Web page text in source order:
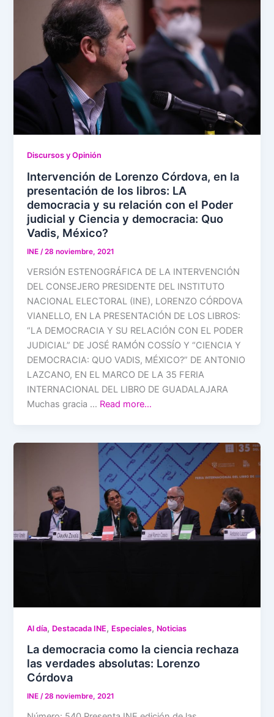
Discursos y Opinión
Intervención de Lorenzo Córdova, en la
presentación de los libros: LA
democracia y su relación con el Poder
judicial y Ciencia y democracia: Quo
Vadis, México?
INE/28 noviembre, 2021
VERSIÓN ESTENOGRÁFICA DE LA INTERVENCIÓN
DEL CONSEJERO PRESIDENTE DEL INSTITUTO
NACIONAL ELECTORAL (INE), LORENZO CÓRDOVA
VIANELLO, EN LA PRESENTACIÓN DE LOS LIBROS:
“LA DEMOCRACIA Y SU RELACIÓN CON EL PODER
JUDICIAL” DE JOSÉ RAMÓN COSSÍO Y “CIENCIA Y
DEMOCRACIA: QUO VADIS, MÉXICO?” DE ANTONIO
LAZCANO, EN EL MARCO DE LA 35 FERIA
INTERNACIONAL DEL LIBRO DE GUADALAJARA
Muchas gracia … Read more…
Al día, Destacada INE, Especiales, Noticias
La democracia como la ciencia rechaza
las verdades absolutas: Lorenzo
Córdova
INE/28 noviembre, 2021